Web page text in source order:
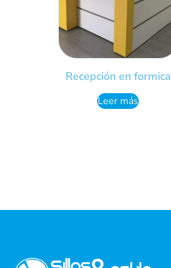
Recepción en formica
Leer más